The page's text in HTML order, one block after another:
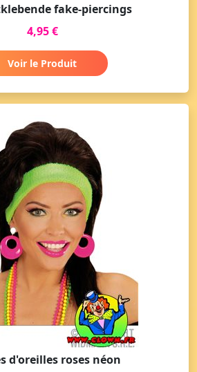
fake-piercings
4,95 €
Voir le Produit
d'oreilles roses néon